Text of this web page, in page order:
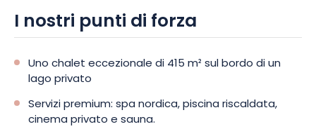
I nostri punti di forza
Uno chalet eccezionale di 415 m² sul bordo di un
lago privato
Servizi premium: spa nordica, piscina riscaldata,
cinema privato e sauna.